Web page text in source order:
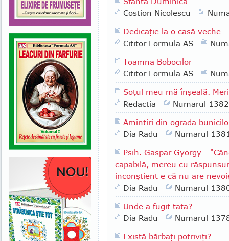
Costion Nicolescu
Dedicaţie la o casă veche
Cititor Formula AS
Toamna Bobocilor
Cititor Formula AS
Soţul meu mă înşeală.
Redactia
Numarul 1382
Amintiri din ograda
Dia Radu
Numarul
Psih. Gaspar Gyorgy -
capabilă, mereu cu
inconştient e că nu are
Dia Radu
Numarul
Unde a fugit tata?
Dia Radu
Numarul
Există bărbaţi potriviţi?